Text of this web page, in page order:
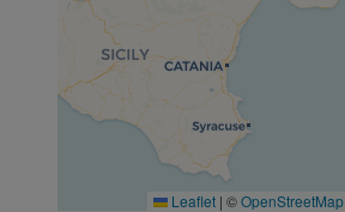
Leaflet | ©OpenStreetMap